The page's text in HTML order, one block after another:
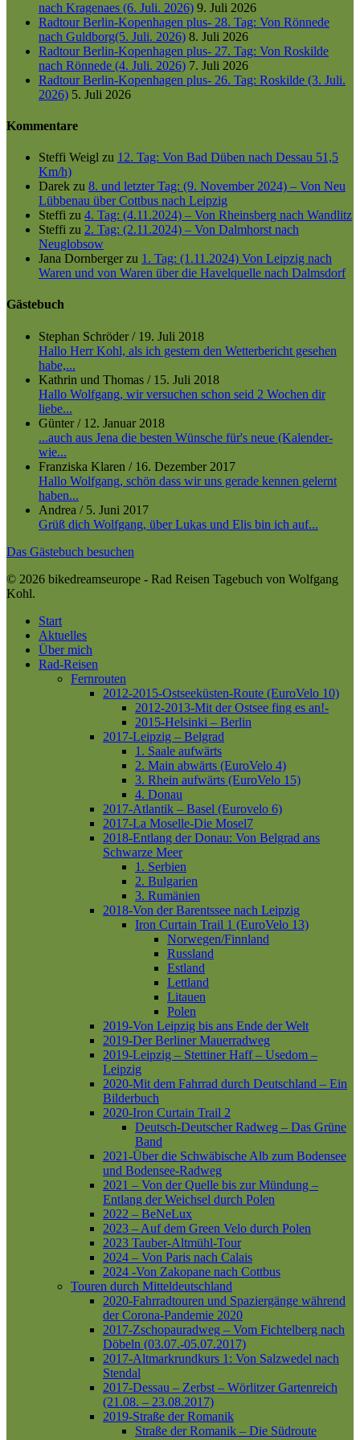
nach Kragenaes (6. Juli. 2026) 9. Juli 2026
Radtour Berlin-Kopenhagen plus- 28. Tag: Von Rönnede
nach Guldborg(5. Juli. 2026) 8. Juli 2026
Radtour Berlin-Kopenhagen plus- 27. Tag: Von Roskilde
nach Rönnede (4. Juli. 2026) 7. Juli 2026
Radtour Berlin-Kopenhagen plus- 26. Tag: Roskilde (3. Juli.
2026) 5. Juli 2026
Kommentare
Steffi Weigl zu 12. Tag: Von Bad Düben nach Dessau 51,5
Km/h)
Darek zu 8. und letzter Tag: (9. November 2024) – Von Neu
Lübbenau über Cottbus nach Leipzig
Steffi zu 4. Tag: (4.11.2024) – Von Rheinsberg nach Wandlitz
Steffi zu 2. Tag: (2.11.2024) – Von Dalmhorst nach
Neuglobsow
Jana Dornbergerzu 1. Tag: (1.11.2024) Von Leipzig nach
Waren und von Waren über die Havelquelle nach Dalmsdorf
Gästebuch
Stephan Schröder/ 19. Juli 2018
Hallo Herr Kohl, als ich gestern den Wetterbericht gesehen
habe,...
Kathrin und Thomas / 15. Juli 2018
Hallo Wolfgang, wir versuchen schon seid 2 Wochen dir
liebe...
Günter/ 12. Januar 2018
...auch aus Jena die besten Wünsche für's neue (Kalender-
wie...
Franziska Klaren / 16. Dezember 2017
Hallo Wolfgang, schön dass wir uns gerade kennen gelernt
haben...
Andrea / 5. Juni 2017
Grüß dich Wolfgang, über Lukas und Elis bin ich auf...
Das Gästebuch besuchen
© 2026 bikedreamseurope - Rad Reisen Tagebuch von Wolfgang
Kohl.
Close
Menu
Start
Aktuelles
Über mich
Rad-Reisen
Fernrouten
2012-2015-Ostseeküsten-Route (EuroVelo 10)
2012-2013-Mit der Ostsee fing es an!-
2015-Helsinki – Berlin
2017-Leipzig – Belgrad
1. Saale aufwärts
2. Main abwärts (EuroVelo 4)
3. Rhein aufwärts (EuroVelo 15)
4. Donau
2017-Atlantik – Basel (Eurovelo 6)
2017-La Moselle-Die Mosel7
2018-Entlang der Donau: Von Belgrad ans
Schwarze Meer
1. Serbien
2. Bulgarien
3. Rumänien
2018-Von der Barentssee nach Leipzig
Iron Curtain Trail 1 (EuroVelo 13)
Norwegen/Finnland
Russland
Estland
Lettland
Litauen
Polen
2019-Von Leipzig bis ans Ende der Welt
2019-Der Berliner Mauerradweg
2019-Leipzig – Stettiner Haff – Usedom –
Leipzig
2020-Mit dem Fahrrad durch Deutschland – Ein
Bilderbuch
2020-Iron Curtain Trail 2
Deutsch-Deutscher Radweg – Das Grüne
Band
2021-Über die Schwäbische Alb zum Bodensee
und Bodensee-Radweg
2021 – Von der Quelle bis zur Mündung –
Entlang der Weichsel durch Polen
2022 – BeNeLux
2023 – Auf dem Green Velo durch Polen
2023 Tauber-Altmühl-Tour
2024 – Von Paris nach Calais
2024 -Von Zakopane nach Cottbus
Touren durch Mitteldeutschland
2020-Fahrradtouren und Spaziergänge während
der Corona-Pandemie 2020
2017-Zschopauradweg – Vom Fichtelberg nach
Döbeln (03.07.-05.07.2017)
2017-Altmarkrundkurs 1: Von Salzwedel nach
Stendal
2017-Dessau – Zerbst – Wörlitzer Gartenreich
(21.08. – 23.08.2017)
2019-Straße der Romanik
Straße der Romanik – Die Südroute